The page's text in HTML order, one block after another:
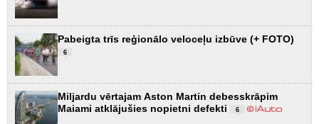
Pabeigta trīs reģionālo veloceļu izbūve (+ FOTO)
6
Miljardu vērtajam Aston Martin debesskrāpim
Maiami atklājušies nopietni defekti
6